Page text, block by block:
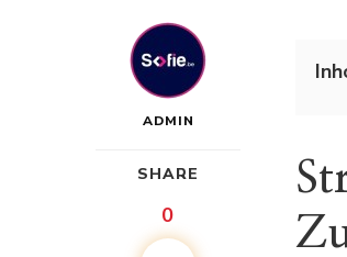
ADMIN
SHARE
0